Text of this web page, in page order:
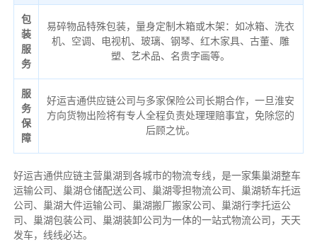
包
装
服
务
易碎物品特殊包装，量身定制木箱或木架：如冰箱、洗衣
机、空调、电视机、玻璃、钢琴、红木家具、古董、雕
塑、艺术品、名贵字画等。
服
务
保
障
好运吉通供应链公司与多家保险公司长期合作，一旦淮安
方向货物出险将有专人全程负责处理理赔事宜，免除您的
后顾之忧。
好运吉通供应链主营巢湖到各城市的物流专线，是一家集巢湖整车
运输公司、巢湖仓储配送公司、巢湖零担物流公司、巢湖轿车托运
公司、巢湖大件运输公司、巢湖搬厂搬家公司、巢湖行李托运公
司、巢湖包装公司、巢湖装卸公司为一体的一站式物流公司，天天
发车，线线必达。